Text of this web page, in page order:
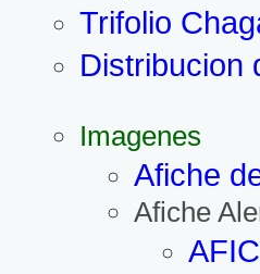
Trifolio
Distribucion
Imagenes
Afiche
Afiche